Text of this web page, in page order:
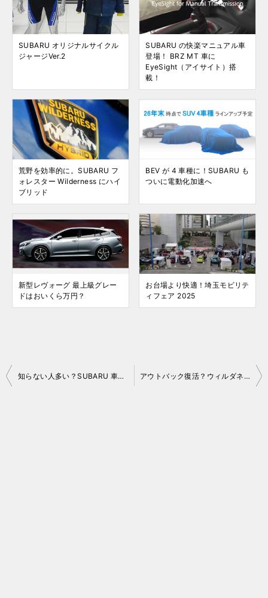
SUBARU オリジナルサイクル
ジャージVer.2
SUBARU の快楽マニュアル車
登場！ BRZ MT 車に
EyeSight（アイサイト）搭
載！
荒野を効率的に。SUBARU フ
ォレスター Wilderness にハイ
ブリッド
BEV が 4 車種に！SUBARU も
ついに電動化加速へ
新型レヴォーグ 最上級グレー
ドはおいくら万円？
お台場より快適！埼玉モビリテ
ィフェア 2025
投
知らない人多い？SUBARU 車の電動パーキングブレーキ自動解除機能 アウトバック復活？ウィルダネス登場？SUBARU JMS 2025展示概要